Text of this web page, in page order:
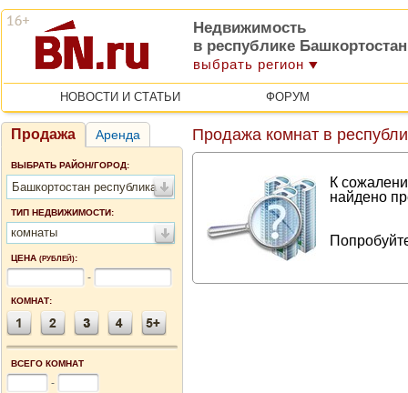
Недвижимость
в республике Башкортостан
выбрать регион
НОВОСТИ И СТАТЬИ ФОРУМ
Продажа Аренда
ВЫБРАТЬ РАЙОН/ГОРОД:
Башкортостан республика
ТИП НЕДВИЖИМОСТИ:
комнаты
ЦЕНА (РУБЛЕЙ):
-
КОМНАТ:
ВСЕГО КОМНАТ
-
Продажа комнат в
К
найдено